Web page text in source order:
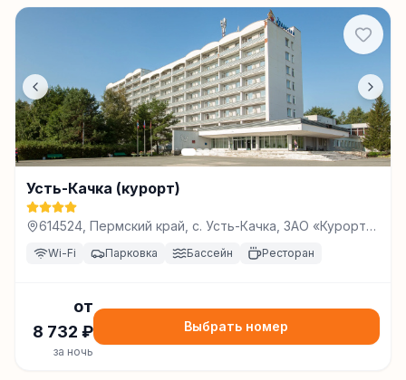
Усть-Качка (курорт)
614524, Пермский край, с. Усть-Качка, ЗАО «Курорт
Усть-Качка»., Усть-Качка, Усть-Качка
Wi-Fi Парковка Бассейн Ресторан
от
8 732 ₽
за ночь
Выбрать номер